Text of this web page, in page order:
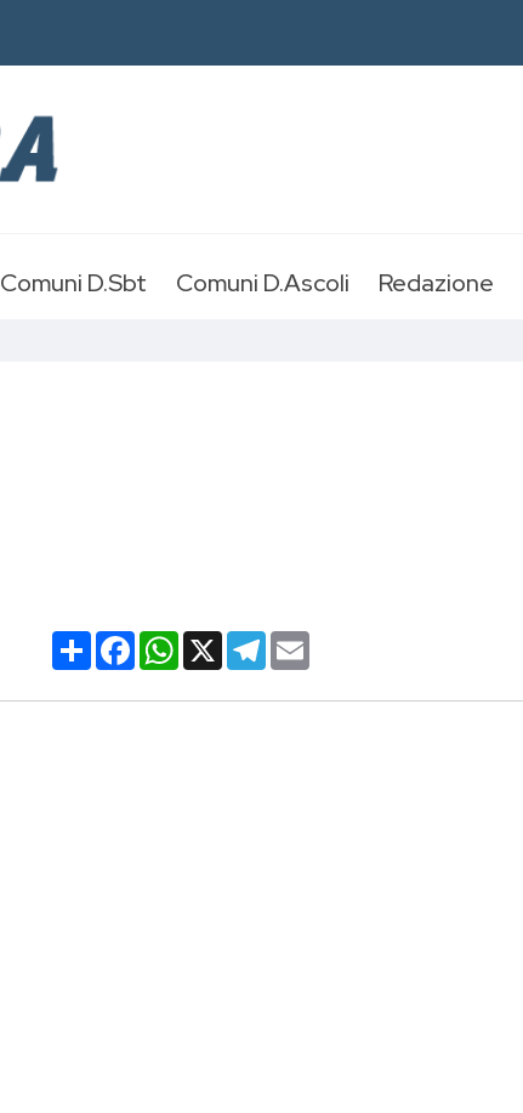
Comuni D.Sbt Comuni D.Ascoli Redazione
CondividiFacebook
WhatsApp
X Telegram
Email